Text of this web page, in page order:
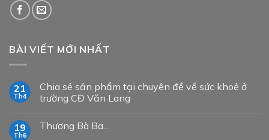
BÀI VIẾT MỚI NHẤT
21
Th4
Chia sẻ sản phẩm tại chuyên đề về sức khoẻ ở
trường CĐ Văn Lang
19
Th6
Thương Bà Ba…